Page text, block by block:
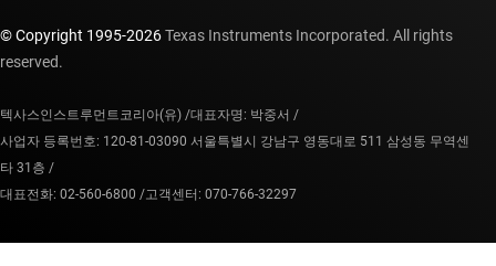
© Copyright 1995-2026Texas Instruments Incorporated. All rights
reserved.
텍사스인스트루먼트코리아(유) /대표자명: 박중서 /
사업자 등록번호: 120-81-03090 서울특별시 강남구 영동대로 511 삼성동 무역센
타 31층 /
대표전화: 02-560-6800 /고객센터: 070-766-32297